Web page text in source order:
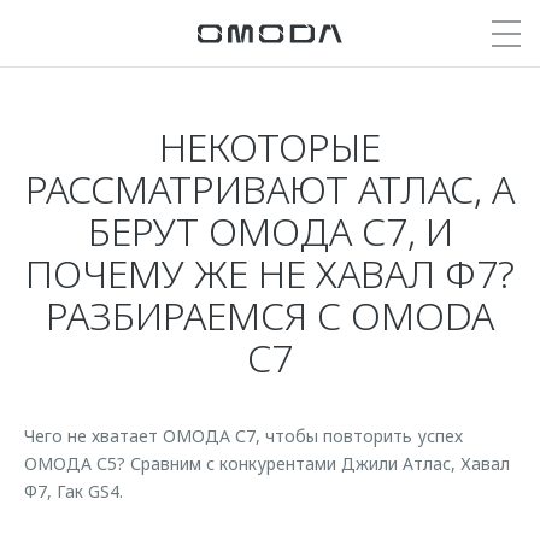
Модели
от 2 299 000 ₽*
C7
Покупателям
Выбор и покупка
Сравнить комплектации
Записаться на тест-драйв
Кредитование и страхование
Кредитные программы
Владельцам
Сервисные акции
Записаться на сервис
Поддержка
Помощь на дороге
Мир OMODA
О бренде
Награды бренда
Партнерства и конкурсы
Истории владельцев
Для прессы
НЕКОТОРЫЕ
РАССМАТРИВАЮТ АТЛАС, А
БЕРУТ ОМОДА С7, И
ПОЧЕМУ ЖЕ НЕ ХАВАЛ Ф7?
РАЗБИРАЕМСЯ С OMODA
C7
Чего не хватает ОМОДА С7, чтобы повторить успех
ОМОДА С5? Сравним с конкурентами Джили Атлас, Хавал
Ф7, Гак GS4.